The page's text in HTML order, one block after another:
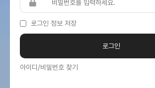
로그인 정보 저장
아이디/비밀번호 찾기